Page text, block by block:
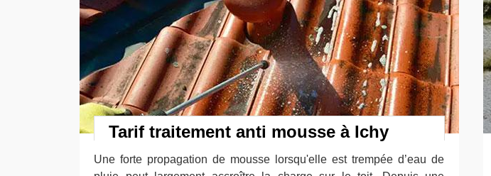
Tarif traitement anti mousse à Ichy
Une forte propagation de mousse lorsqu'elle est trempée d’eau de